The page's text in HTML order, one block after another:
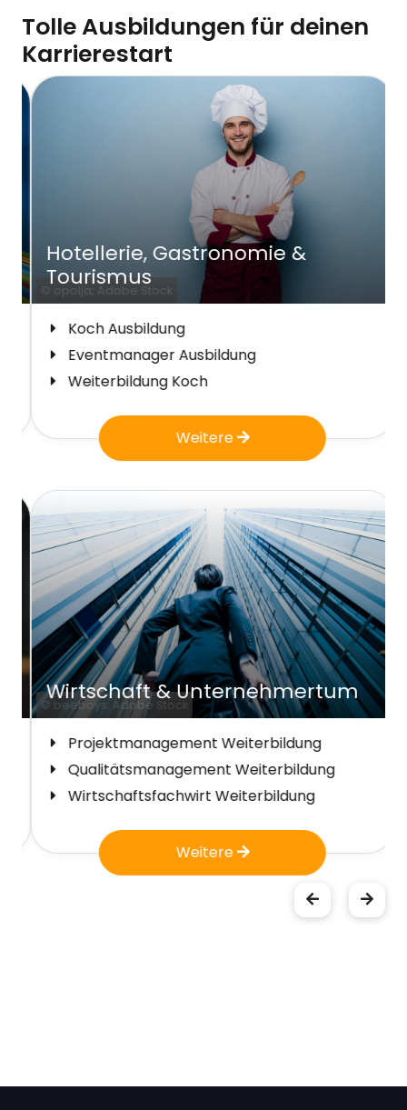
Tolle Ausbildungen für deinen
Karrierestart
© opolja; Adobe Stock
Hotellerie, Gastronomie &
Tourismus
Koch Ausbildung
Eventmanager Ausbildung
Weiterbildung Koch
Weitere
© beeboys; Adobe Stock
Wirtschaft & Unternehmertum
Projektmanagement Weiterbildung
Qualitätsmanagement Weiterbildung
Wirtschaftsfachwirt Weiterbildung
Weitere